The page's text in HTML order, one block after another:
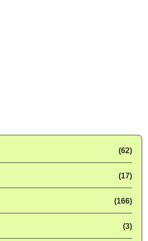
(62)
(17)
(166)
(3)